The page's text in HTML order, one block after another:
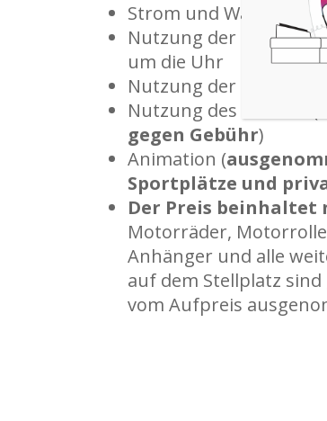
Strom und Wasser am
Nutzung der
um die Uhr
Nutzung der
Nutzung des Strands (
gegen Gebühr)
Animation (
Sportplätze und
Der Preis beinhaltet
Motorräder,
Anhänger und alle
auf dem Stellplatz
vom Aufpreis